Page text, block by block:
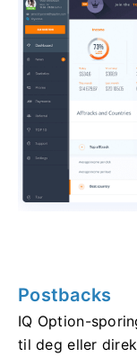
Postbacks
IQ Option-
til deg eller